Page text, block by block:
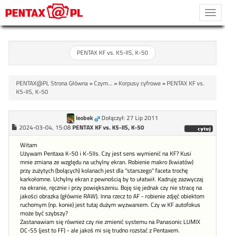
PENTAX KF vs. K5-IIS, K-50
PENTAX@PL Strona Główna»Czym... » Korpusy cyfrowe» PENTAX KF vs.
K5-IIS, K-50
leobek
Dołączył: 27 Lip 2011
2024-03-04, 15:08 PENTAX KF vs. K5-IIS, K-50
Witam
Używam Pentaxa K-50 i K-5IIs. Czy jest sens wymienić na KF? Kusi
mnie zmiana ze względu na uchylny ekran. Robienie makro (kwiatów)
przy zużytych (bolących) kolanach jest dla "starszego" faceta trochę
karkołomne. Uchylny ekran z pewnością by to ułatwił. Kadruję zazwyczaj
na ekranie, ręcznie i przy powiększeniu. Boję się jednak czy nie stracę na
jakości obrazka (głównie RAW). Inna rzecz to AF - robienie zdjęć obiektom
ruchomym (np. konie) jest tutaj dużym wyzwaniem. Czy w KF autofokus
może być szybszy?
Zastanawiam się również czy nie zmienić systemu na Panasonic LUMIX
DC-S5 (jest to FF) - ale jakoś mi się trudno rozstać z Pentaxem.